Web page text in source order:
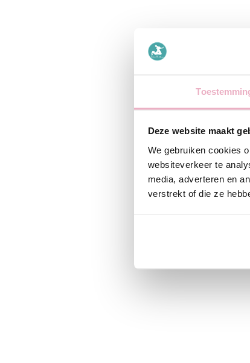
Deze website maakt
We gebruiken cookies
websiteverkeer te
media, adverteren en
verstrekt of die ze